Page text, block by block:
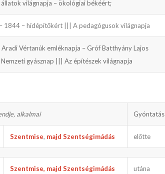
világnapja – ökológiai békéért;
1844 – hídépítőkért ||| A pedagógusok világnapja
Vértanúk emléknapja – Gróf Batthyány Lajos
gyásznap ||| Az építészek világnapja
alkalmai Gyóntatás
Szentmise, majd Szentségimádás előtte
Szentmise, majd Szentségimádás utána